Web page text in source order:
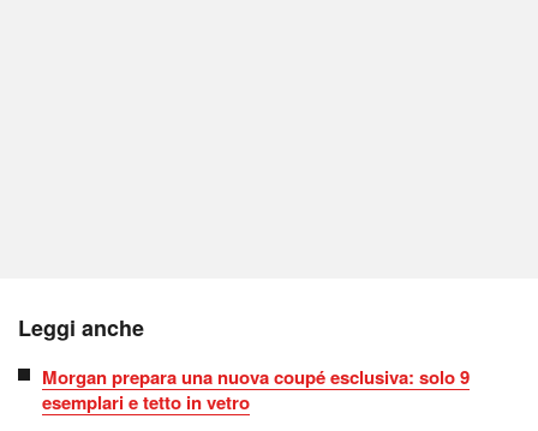
Leggi anche
Morgan prepara una nuova coupé esclusiva: solo 9
esemplari e tetto in vetro